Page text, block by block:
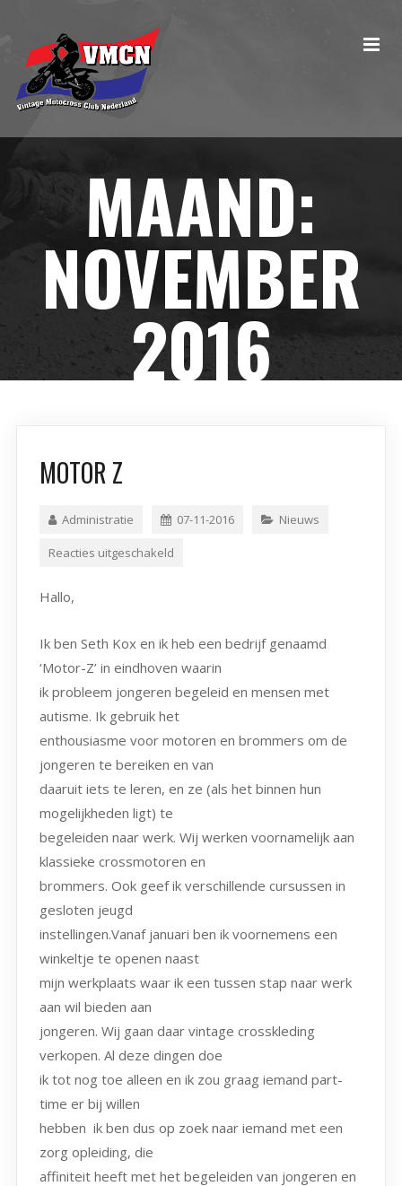
MAAND:
NOVEMBER
2016
MOTOR Z
Administratie 07-11-2016 Nieuws
Reacties uitgeschakeld
Hallo,
Ik ben Seth Kox en ik heb een bedrijf genaamd
‘Motor-Z’ in eindhoven waarin
ik probleem jongeren begeleid en mensen met
autisme. Ik gebruik het
enthousiasme voor motoren en brommers om de
jongeren te bereiken en van
daaruit iets te leren, en ze (als het binnen hun
mogelijkheden ligt) te
begeleiden naar werk. Wij werken voornamelijk aan
klassieke crossmotoren en
brommers. Ook geef ik verschillende cursussen in
gesloten jeugd
instellingen.Vanaf januari ben ik voornemens een
winkeltje te openen naast
mijn werkplaats waar ik een tussen stap naar werk
aan wil bieden aan
jongeren. Wij gaan daar vintage crosskleding
verkopen. Al deze dingen doe
ik tot nog toe alleen en ik zou graag iemand part-
time er bij willen
hebben ik ben dus op zoek naar iemand met een
zorg opleiding, die
affiniteit heeft met het begeleiden van jongeren en